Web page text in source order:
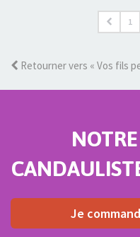
1
Retourner vers « Vos fils
Je